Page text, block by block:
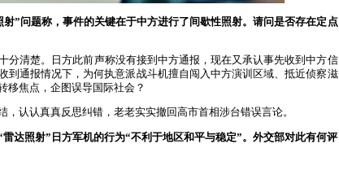
”问题称，事件的关键在于中方进行了间歇性照射。请问是否存在定点
分清楚。日方此前声称没有接到中方通报，现在又承认事先收到中方信
到通报情况下，为何执意派战斗机擅自闯入中方演训区域、抵近侦察滋
移焦点，企图误导国际社会？
认认真真反思纠错，老老实实撤回高市首相涉台错误言论。
达照射”日方军机的行为“不利于地区和平与稳定”。外交部对此有何评